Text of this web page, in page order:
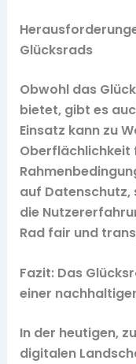
Glücksrads
Obwohl das
bietet, gibt es
Einsatz kann zu
Oberflächlichkeit
auf Datenschutz,
die
Rad fair und
Fazit: Das
einer
In der heutigen,
digitalen